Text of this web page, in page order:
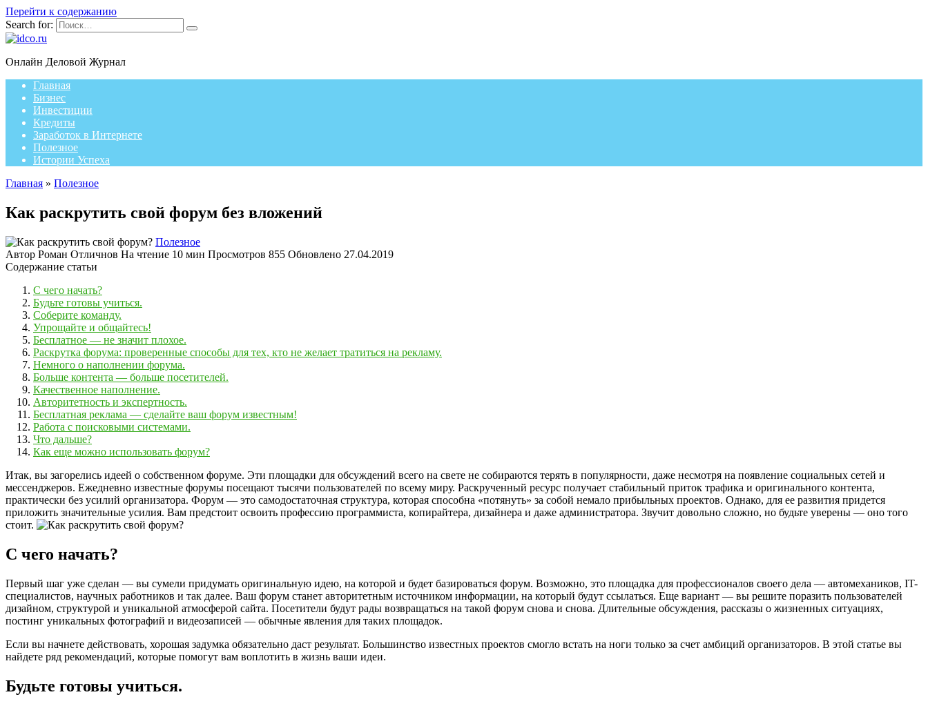
Перейти к содержанию
Search for:
Онлайн Деловой Журнал
Главная
Бизнес
Инвестиции
Кредиты
Заработок в Интернете
Полезное
Истории Успеха
Главная » Полезное
Как раскрутить свой форум без вложений
Полезное
Автор Роман Отличнов На чтение 10 мин Просмотров 855 Обновлено 27.04.2019
Содержание статьи
С чего начать?
Будьте готовы учиться.
Соберите команду.
Упрощайте и общайтесь!
Бесплатное — не значит плохое.
Раскрутка форума: проверенные способы для тех, кто не желает тратиться на рекламу.
Немного о наполнении форума.
Больше контента — больше посетителей.
Качественное наполнение.
Авторитетность и экспертность.
Бесплатная реклама — сделайте ваш форум известным!
Работа с поисковыми системами.
Что дальше?
Как еще можно использовать форум?
Итак, вы загорелись идеей о собственном форуме. Эти площадки для обсуждений всего на свете не собираются терять в популярности, даже несмотря на появление социальных сетей и
мессенджеров. Ежедневно известные форумы посещают тысячи пользователей по всему миру. Раскрученный ресурс получает стабильный приток трафика и оригинального контента,
практически без усилий организатора. Форум — это самодостаточная структура, которая способна «потянуть» за собой немало прибыльных проектов. Однако, для ее развития придется
приложить значительные усилия. Вам предстоит освоить профессию программиста, копирайтера, дизайнера и даже администратора. Звучит довольно сложно, но будьте уверены — оно того
стоит.
С чего начать?
Первый шаг уже сделан — вы сумели придумать оригинальную идею, на которой и будет базироваться форум. Возможно, это площадка для профессионалов своего дела — автомехаников, IT-
специалистов, научных работников и так далее. Ваш форум станет авторитетным источником информации, на который будут ссылаться. Еще вариант — вы решите поразить пользователей
дизайном, структурой и уникальной атмосферой сайта. Посетители будут рады возвращаться на такой форум снова и снова. Длительные обсуждения, рассказы о жизненных ситуациях,
постинг уникальных фотографий и видеозаписей — обычные явления для таких площадок.
Если вы начнете действовать, хорошая задумка обязательно даст результат. Большинство известных проектов смогло встать на ноги только за счет амбиций организаторов. В этой статье вы
найдете ряд рекомендаций, которые помогут вам воплотить в жизнь ваши идеи.
Будьте готовы учиться.